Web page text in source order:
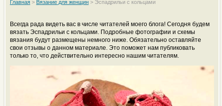
Главная> Вязание для женщин> Эспадрильи с кольцами
Всегда рада видеть вас в числе читателей моего блога! Сегодня будем
вязать Эспадрильи с кольцами. Подробные фотографии и схемы
вязания будут размещены немного ниже. Обязательно оставляйте
свои отзывы о данном материале. Это поможет нам публиковать
только то, что действительно интересно нашим читателям.